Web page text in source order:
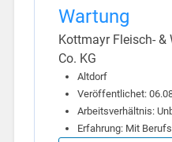
Wartung
Kottmayr Fleisch- &
Co. KG
Altdorf
Veröffentlichet:
Arbeitsverhältnis:
Erfahrung: Mit